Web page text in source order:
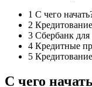
1 С чего
2
3 Сбербанк
4 Кредитные
5
С чего